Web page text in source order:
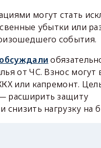
могут стать
убытки или
события.
обсуждали
от ЧС. Взнос могут
или капремонт.
расширить защиту
снизить нагрузку на